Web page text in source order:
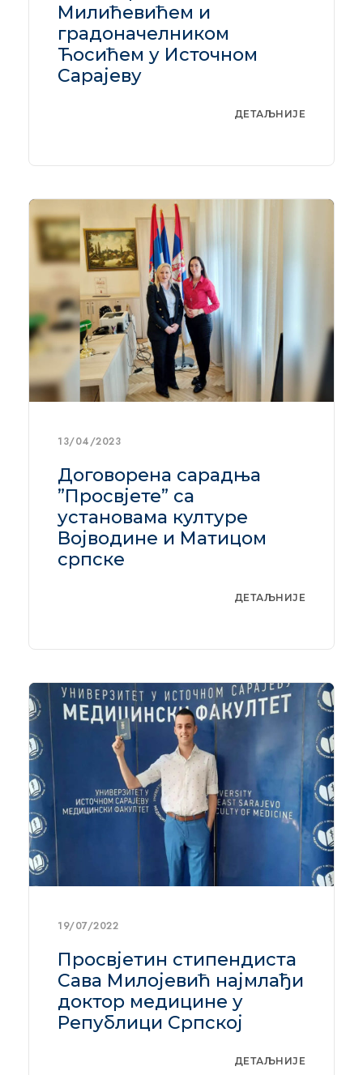
Милићевићем и
градоначелником
Ћосићем у Источном
Сарајеву
ДЕТАЉНИЈЕ
13/04/2023
Договорена сарадња
”Просвјете” са
установама културе
Војводине и Матицом
српске
ДЕТАЉНИЈЕ
19/07/2022
Просвјетин стипендиста
Сава Милојевић најмлађи
доктор медицине у
Републици Српској
ДЕТАЉНИЈЕ